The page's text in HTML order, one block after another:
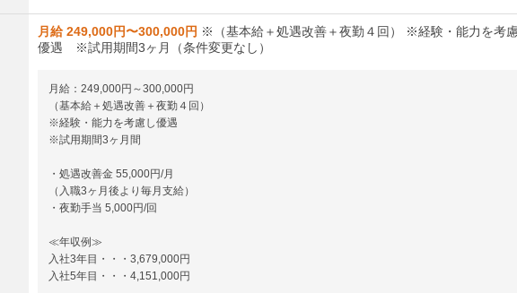
月給 249,000円〜300,000円 ※（基本給＋処遇改善＋夜勤４回） ※経験・能力を考
優遇 ※試用期間3ヶ月（条件変更なし）
月給：249,000円～300,000円
（基本給＋処遇改善＋夜勤４回）
※経験・能力を考慮し優遇
※試用期間3ヶ月間
・処遇改善金 55,000円/月
（入職3ヶ月後より毎月支給）
・夜勤手当 5,000円/回
≪年収例≫
入社3年目・・・3,679,000円
入社5年目・・・4,151,000円